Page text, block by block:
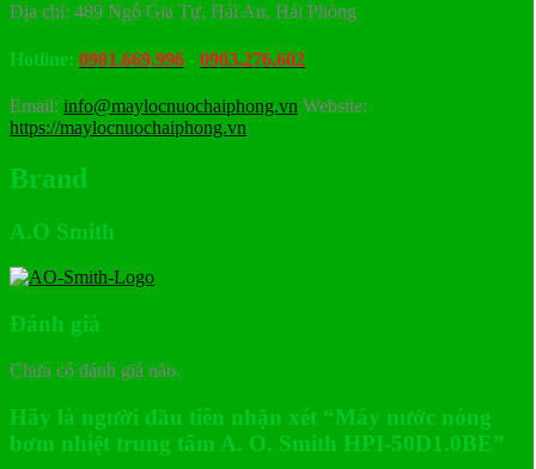
Địa chỉ: 489 Ngô Gia Tự, Hải An, Hải Phòng
Hotline: 0981.669.996 - 0903.276.602
Email: info@maylocnuochaiphong.vn Website:
https://maylocnuochaiphong.vn
Brand
A.O Smith
Đánh giá
Chưa có đánh giá nào.
Hãy là người đầu tiên nhận xét “Máy nước nóng
bơm nhiệt trung tâm A. O. Smith HPI-50D1.0BE”